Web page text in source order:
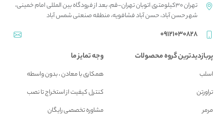
تهران 30کیلومتری اتوبان تهران-قم، بعد از فرودگاه بین المللی امام خمینی،
شهر حسن آباد، حسن آباد فشافویه، منطقه صنعتی شمس آباد
09121030828
پربازدیدترین گروه محصولات
اسلب
تراورتن
مرمر
وجه تمایز ما
همکاری با معادن ، بدون واسطه
کنترل کیفیت از استخراج تا نصب
مشاوره تخصصی رایگان